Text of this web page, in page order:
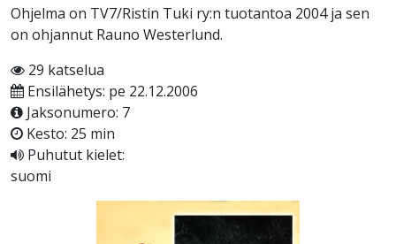
Ohjelma on TV7/Ristin Tuki ry:n tuotantoa 2004 ja sen
on ohjannut Rauno Westerlund.
29 katselua
Ensilähetys: pe 22.12.2006
Jaksonumero: 7
Kesto: 25 min
Puhutut kielet:
suomi